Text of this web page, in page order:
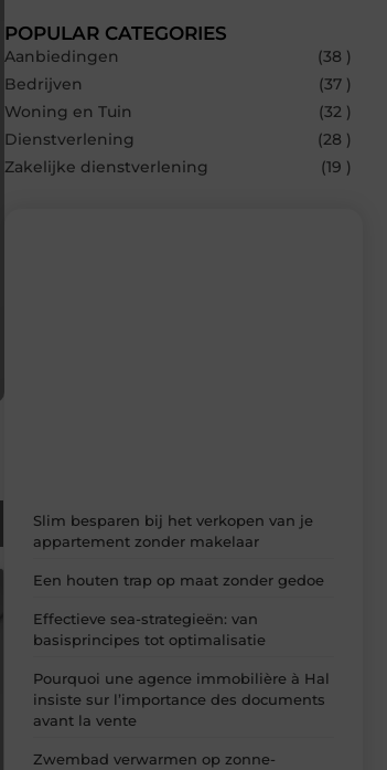
POPULAR CATEGORIES
Aanbiedingen
(38 )
Bedrijven
(37 )
Woning en Tuin
(32 )
Dienstverlening
(28 )
Zakelijke dienstverlening
(19 )
Slim besparen bij het verkopen van je
appartement zonder makelaar
Een houten trap op maat zonder gedoe
Effectieve sea-strategieën: van
basisprincipes tot optimalisatie
Pourquoi une agence immobilière à Hal
insiste sur l’importance des documents
avant la vente
Zwembad verwarmen op zonne-